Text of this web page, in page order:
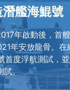
潛艦海鯤號
年啟動後，首
年安放龍骨。在
首度浮航測試，
試。